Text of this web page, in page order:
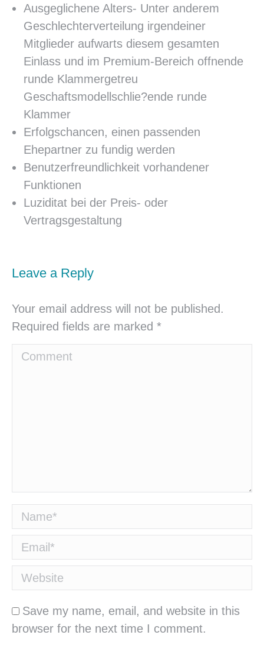
Ausgeglichene Alters- Unter anderem
Geschlechterverteilung irgendeiner
Mitglieder aufwarts diesem gesamten
Einlass und im Premium-Bereich offnende
runde Klammergetreu
Geschaftsmodellschlie?ende runde
Klammer
Erfolgschancen, einen passenden
Ehepartner zu fundig werden
Benutzerfreundlichkeit vorhandener
Funktionen
Luziditat bei der Preis- oder
Vertragsgestaltung
Leave a Reply
Your email address will not be published.
Required fields are marked *
Comment
Name *
Email *
Website
Save my name, email, and website in this
browser for the next time I comment.